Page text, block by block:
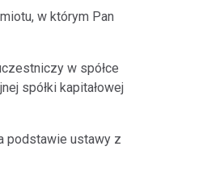
w którym Pan
w spółce
spółki kapitałowej
podstawie ustawy z